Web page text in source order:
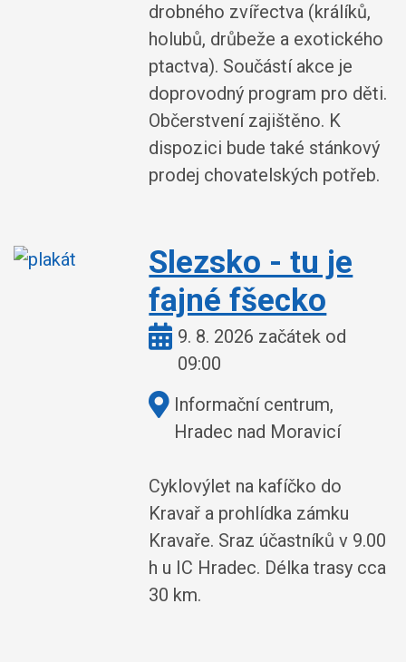
drobného zvířectva (králíků,
holubů, drůbeže a exotického
ptactva). Součástí akce je
doprovodný program pro děti.
Občerstvení zajištěno. K
dispozici bude také stánkový
prodej chovatelských potřeb.
Slezsko - tu je
fajné fšecko
Kdy:9. 8. 2026 začátek od
09:00
Kde:Informační centrum,
Hradec nad Moravicí
Cyklovýlet na kafíčko do
Kravař a prohlídka zámku
Kravaře. Sraz účastníků v 9.00
h u IC Hradec. Délka trasy cca
30 km.